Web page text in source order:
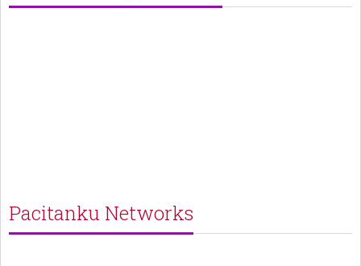
Pacitanku Networks